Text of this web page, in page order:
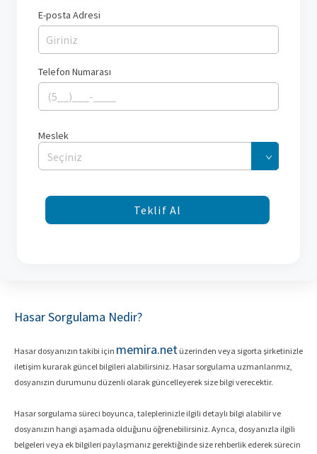
E-posta Adresi
Telefon Numarası
Meslek
Seçiniz
Teklif Al
Hasar Sorgulama Nedir?
Hasar dosyanızın takibi için memira.net üzerinden veya sigorta şirketinizle
iletişim kurarak güncel bilgileri alabilirsiniz. Hasar sorgulama uzmanlarımız,
dosyanızın durumunu düzenli olarak güncelleyerek size bilgi verecektir.
Hasar sorgulama süreci boyunca, taleplerinizle ilgili detaylı bilgi alabilir ve
dosyanızın hangi aşamada olduğunu öğrenebilirsiniz. Ayrıca, dosyanızla ilgili
belgeleri veya ek bilgileri paylaşmanız gerektiğinde size rehberlik ederek sürecin